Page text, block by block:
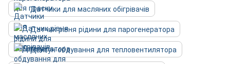
Датчики для масляних обігрівачів
Датчик рівня рідини для парогенератора
Двигун обдування для тепловентилятора